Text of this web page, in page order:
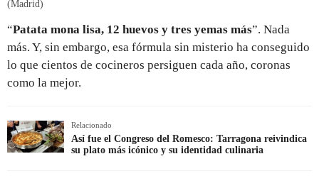
(Madrid)
“Patata mona lisa, 12 huevos y tres yemas más”. Nada
más. Y, sin embargo, esa fórmula sin misterio ha conseguido
lo que cientos de cocineros persiguen cada año, coronas
como la mejor.
Relacionado
Así fue el Congreso del Romesco: Tarragona reivindica
su plato más icónico y su identidad culinaria